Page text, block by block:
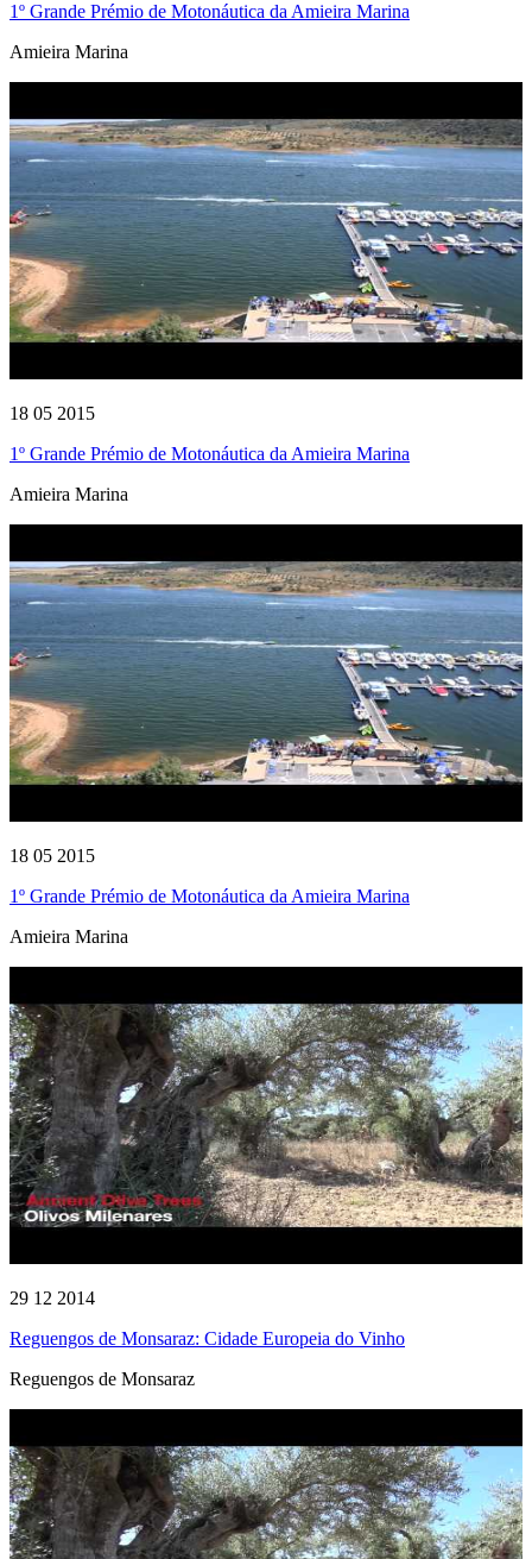
1º Grande Prémio de Motonáutica da Amieira Marina
Amieira Marina
18 05 2015
1º Grande Prémio de Motonáutica da Amieira Marina
Amieira Marina
18 05 2015
1º Grande Prémio de Motonáutica da Amieira Marina
Amieira Marina
29 12 2014
Reguengos de Monsaraz: Cidade Europeia do Vinho
Reguengos de Monsaraz